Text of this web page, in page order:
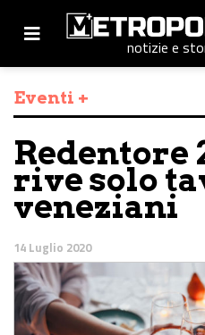
notizie e
Eventi +
Redentore
rive solo
veneziani
14 Luglio 2020